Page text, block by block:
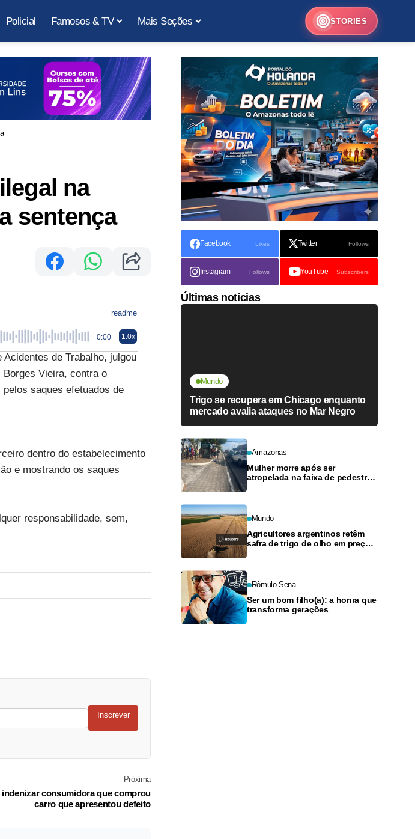
Policial Famosos & TV Mais Seções STORIES
na
sentença
readme
0:00 1.0x
de Trabalho, julgou
Vieira, contra o
saques efetuados de
dentro do estabelecimento
e mostrando os saques
responsabilidade, sem,
Inscrever
Próxima
consumidora que comprou
carro que apresentou defeito
Facebook Likes Twitter Follows
Instagram Follows YouTube Subscribers
Últimas notícias
Mundo
Trigo se recupera em Chicago enquanto
mercado avalia ataques no Mar Negro
Amazonas
Mulher morre após ser
atropelada na faixa de pedestres
Mundo
Agricultores argentinos retêm
safra de trigo de olho em preços
Rômulo Sena
Ser um bom filho(a): a honra que
transforma gerações